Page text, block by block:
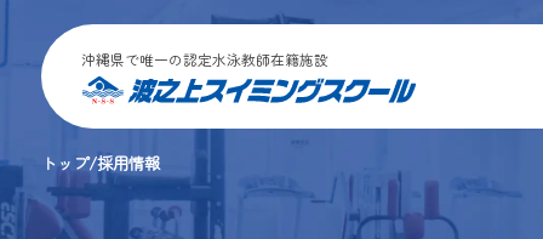
沖縄県で唯一の認定水泳教師在籍施設
トップ 採用情報